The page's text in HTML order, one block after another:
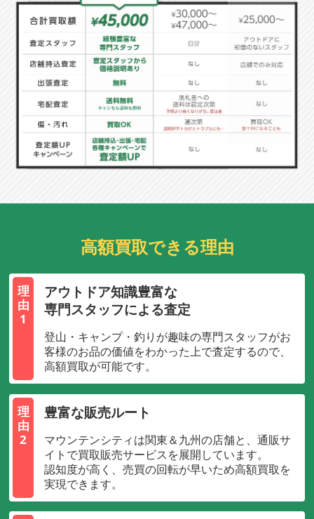
高額買取できる理由
理
由
1
アウトドア知識豊富な
専門スタッフによる査定
登山・キャンプ・釣りが趣味の専門スタッフがお
客様のお品の価値をわかった上で査定するので、
高額買取が可能です。
理
由
2
豊富な販売ルート
マウンテンシティは関東＆九州の店舗と、通販サ
イトで買取販売サービスを展開しています。
認知度が高く、売買の回転が早いため高額買取を
実現できます。